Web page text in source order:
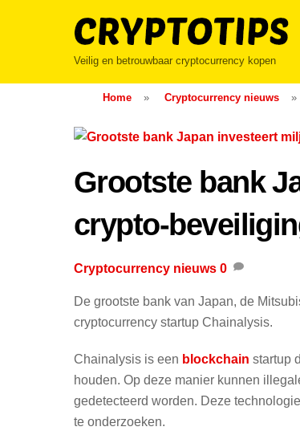
Veilig en betrouwbaar cryptocurrency kopen
Home » Cryptocurrency nieuws »
Grootste bank
crypto-
Cryptocurrency nieuws 0
De grootste bank van Japan, de
cryptocurrency startup Chainalysis.
Chainalysis is een blockchain startup
houden. Op deze manier kunnen
gedetecteerd worden. Deze
te onderzoeken.